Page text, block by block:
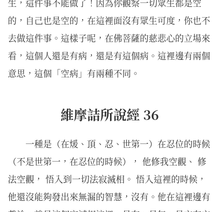
的，自己也是空的，在這裡面沒有眾生可度，你也不
去做這件事。這樣子呢，在佛菩薩的慈悲心的立場來
看，這個人還是有病，還是有這個病。這裡邊有兩個
意思，這個「空病」有兩種不同。
維摩詰所說經 36
一種是（在煖、頂、忍、世第一）在忍位的時候
（不是世第一，在忍位的時候）， 他修我空觀、 修
法空觀， 悟入到一切法寂滅相。 悟入這裡的時候，
他還沒能夠發出來無漏的智慧，沒有。他在這裡邊有